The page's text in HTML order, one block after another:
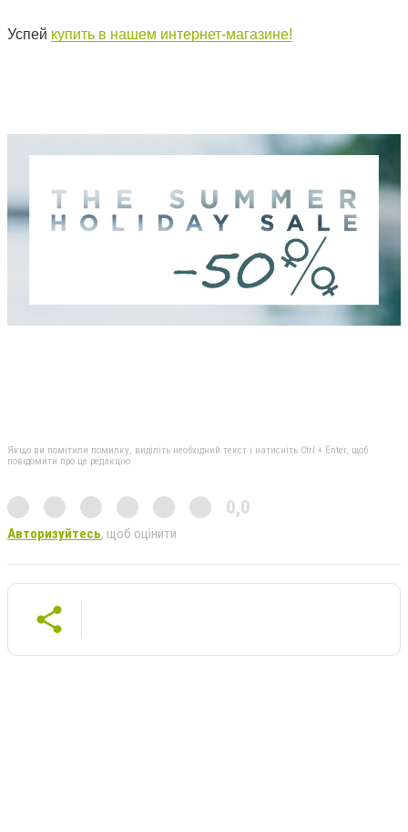
Успей купить в нашем интернет-магазине!
Якщо ви помітили помилку, виділіть необхідний текст і натисніть Ctrl + Enter, щоб
повідомити про це редакцію
0,0
Авторизуйтесь, щоб оцінити